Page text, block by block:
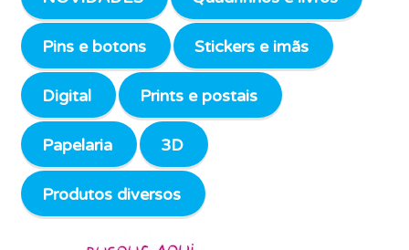
Pins e botons Stickers e imãs
Digital Prints e postais
Papelaria 3D
Produtos diversos